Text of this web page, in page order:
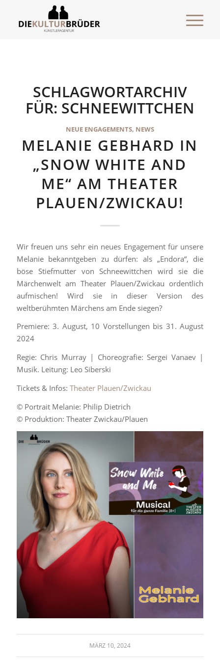
SCHLAGWORTARCHIV
FÜR: SCHNEEWITTCHEN
NEUE ENGAGEMENTS, NEWS
MELANIE GEBHARD IN
„SNOW WHITE AND
ME“ AM THEATER
PLAUEN/ZWICKAU!
Wir freuen uns sehr ein neues Engagement für unsere
Melanie bekanntgeben zu dürfen: als „Endora“, die
böse Stiefmutter von Schneewittchen wird sie die
Märchenwelt am Theater Plauen/Zwickau ordentlich
aufmischen! Wird sie in dieser Version des
weltberühmten Märchens am Ende siegen?
Premiere: 3. August, 10 Vorstellungen bis 31. August
2024
Regie: Chris Murray | Choreografie: Sergei Vanaev |
Musik. Leitung: Leo Siberski
Tickets & Infos: Theater Plauen/Zwickau
© Portrait Melanie: Philip Dietrich
© Produktion: Theater Zwickau/Plauen
MÄRZ 10, 2024